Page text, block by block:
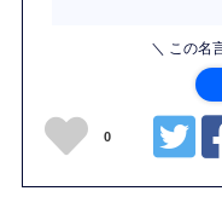
＼ この名
0